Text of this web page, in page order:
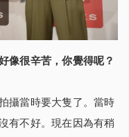
很辛苦，你覺得呢？
攝當時要大隻了。當時
有不好。現在因為有稍